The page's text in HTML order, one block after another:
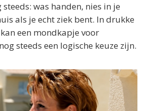
was handen, nies in je
als je echt ziek bent. In drukke
kan een mondkapje voor
steeds een logische keuze zijn.